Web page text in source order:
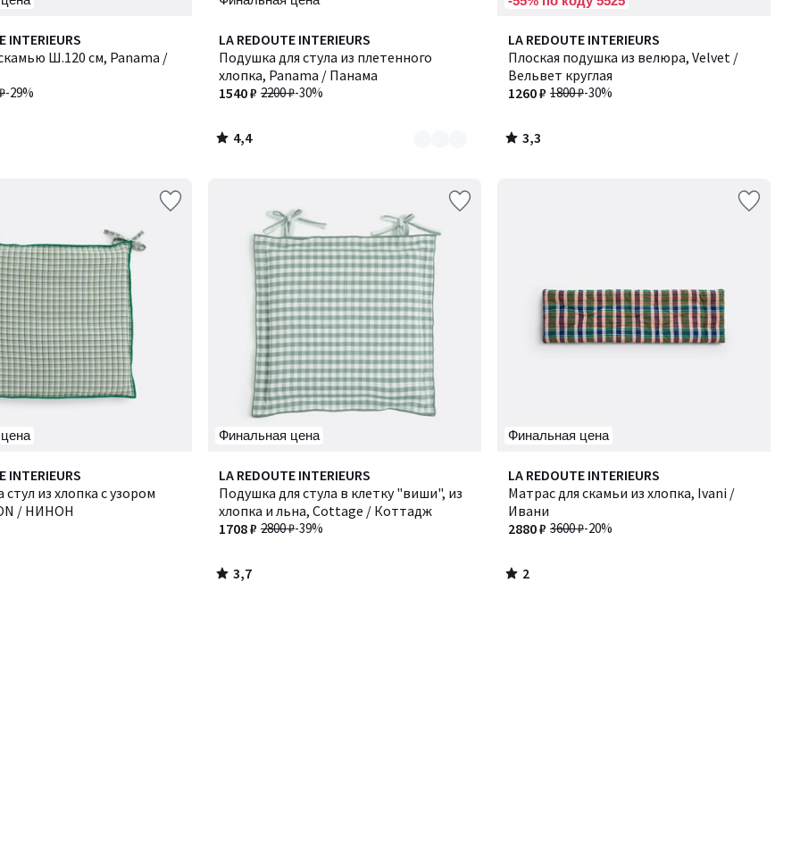
INTERIEURS
Ш.120 см, Panama /
-29%
LA REDOUTE INTERIEURS
Подушка для стула из плетенного
хлопка, Panama / Панама
2200 ₽-30%
1540 ₽
4,4
/ 5
Количество
цветов:
2
4,4
/
LA REDOUTE INTERIEURS
Плоская подушка из велюра, Velvet /
Вельвет круглая
1800 ₽-30%
1260 ₽
3,3
/ 5
3,3
/
INTERIEURS
из хлопка с узором
/ НИНОН
Финальная цена
LA REDOUTE INTERIEURS
Подушка для стула в клетку "виши", из
хлопка и льна, Cottage / Коттадж
2800 ₽-39%
1708 ₽
3,7
/ 5
3,7
/
Финальная цена
LA REDOUTE INTERIEURS
Матрас для скамьи из хлопка, Ivani /
Ивани
3600 ₽-20%
2880 ₽
2
/
5
2
/